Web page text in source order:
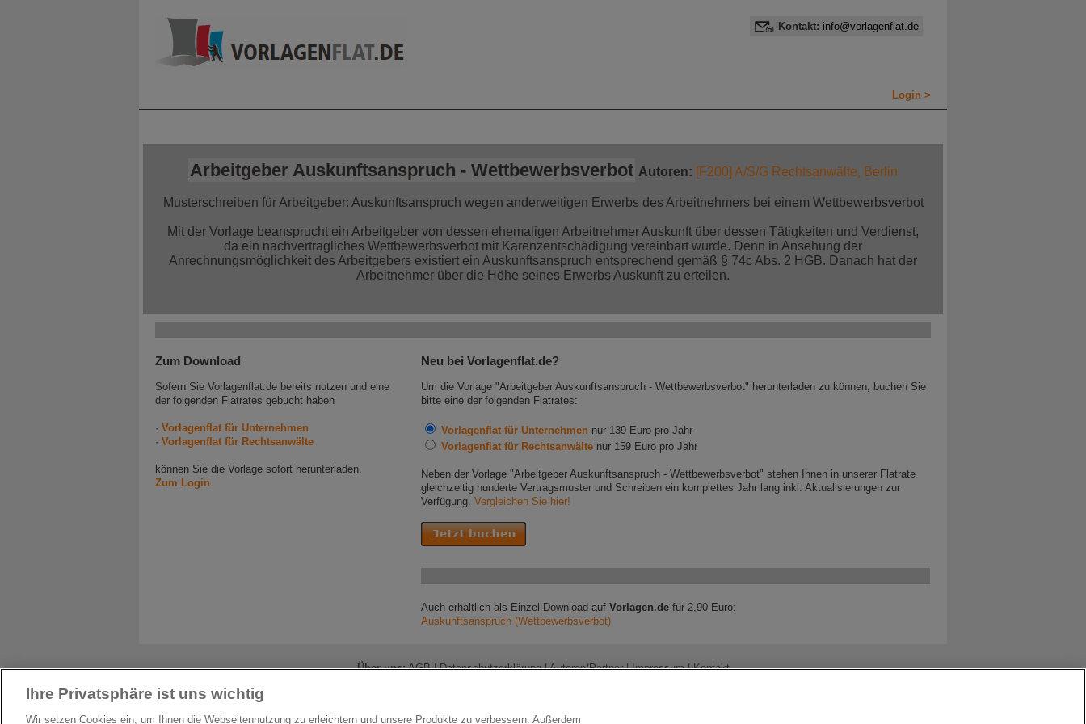
Kontakt: info@vorlagenflat.de
Login >
Arbeitgeber Auskunftsanspruch - Wettbewerbsverbot Autoren: [F200] A/S/G Rechtsanwälte, Berlin
Musterschreiben für Arbeitgeber: Auskunftsanspruch wegen anderweitigen Erwerbs des Arbeitnehmers bei einem Wettbewerbsverbot
Mit der Vorlage beansprucht ein Arbeitgeber von dessen ehemaligen Arbeitnehmer Auskunft über dessen Tätigkeiten und Verdienst,
da ein nachvertragliches Wettbewerbsverbot mit Karenzentschädigung vereinbart wurde. Denn in Ansehung der
Anrechnungsmöglichkeit des Arbeitgebers existiert ein Auskunftsanspruch entsprechend gemäß § 74c Abs. 2 HGB. Danach hat der
Arbeitnehmer über die Höhe seines Erwerbs Auskunft zu erteilen.
Zum Download
Sofern Sie Vorlagenflat.de bereits nutzen und eine
der folgenden Flatrates gebucht haben
· Vorlagenflat für Unternehmen
· Vorlagenflat für Rechtsanwälte
können Sie die Vorlage sofort herunterladen.
Zum Login
Neu bei Vorlagenflat.de?
Um die Vorlage "Arbeitgeber Auskunftsanspruch - Wettbewerbsverbot" herunterladen zu können, buchen Sie
bitte eine der folgenden Flatrates:
Vorlagenflat für Unternehmen nur 139 Euro pro Jahr
Vorlagenflat für Rechtsanwälte nur 159 Euro pro Jahr
Neben der Vorlage "Arbeitgeber Auskunftsanspruch - Wettbewerbsverbot" stehen Ihnen in unserer Flatrate
gleichzeitig hunderte Vertragsmuster und Schreiben ein komplettes Jahr lang inkl. Aktualisierungen zur
Verfügung. Vergleichen Sie hier!
Auch erhältlich als Einzel-Download auf Vorlagen.de für 2,90 Euro:
Auskunftsanspruch (Wettbewerbsverbot)
Über uns: AGB|Datenschutzerklärung|Autoren/Partner|Impressum|Kontakt
© 2026 Marktplatz Mittelstand GmbH & Co. KG; Nürnberg
Ihre Privatsphäre ist uns wichtig
Wir setzen Cookies ein, um Ihnen die Webseitennutzung zu erleichtern und unsere Produkte zu verbessern. Außerdem